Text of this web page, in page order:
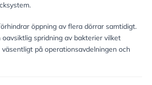
öppning av flera dörrar samtidigt.
spridning av bakterier vilket
på operationsavdelningen och